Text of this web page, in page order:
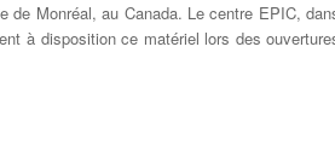
de Monréal, au Canada. Le centre EPIC,
à disposition ce matériel lors des